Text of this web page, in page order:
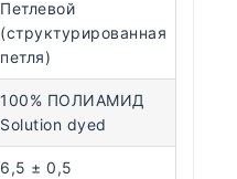
Петлевой
(структурированная
петля)
100% ПОЛИАМИД
Solution dyed
6,5 ± 0,5